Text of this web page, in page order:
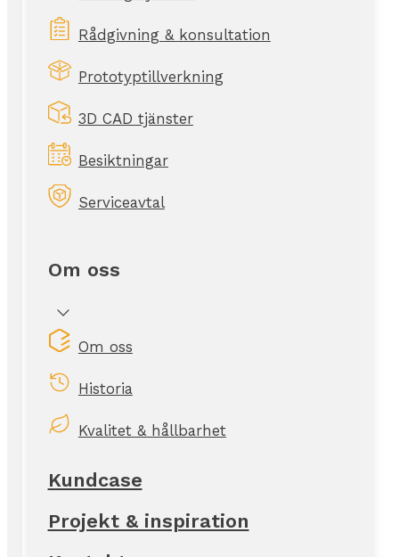
Rådgivning & konsultation
Prototyptillverkning
3D CAD tjänster
Besiktningar
Serviceavtal
Om oss
Om oss
Historia
Kvalitet & hållbarhet
Kundcase
Projekt & inspiration